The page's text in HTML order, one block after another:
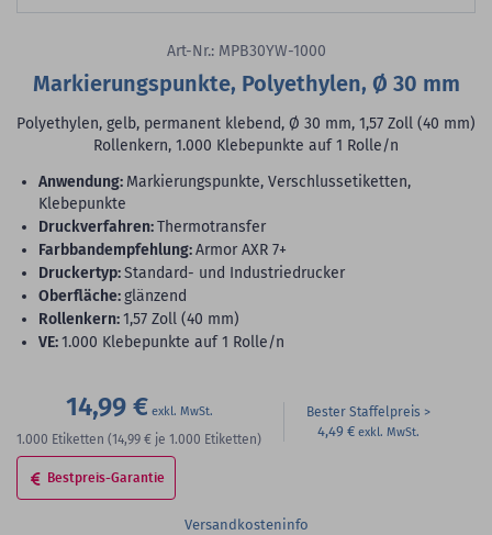
Art-Nr.: MPB30YW-1000
Markierungspunkte, Polyethylen, Ø 30 mm
Polyethylen, gelb, permanent klebend, Ø 30 mm, 1,57 Zoll (40 mm)
Rollenkern, 1.000 Klebepunkte auf 1 Rolle/n
Anwendung: Markierungspunkte, Verschlussetiketten,
Klebepunkte
Druckverfahren:Thermotransfer
Farbbandempfehlung:Armor AXR 7+
Druckertyp:Standard- und Industriedrucker
Oberfläche:glänzend
Rollenkern:1,57 Zoll (40 mm)
VE:1.000 Klebepunkte auf 1 Rolle/n
14,99 €
1.000 Etiketten (14,99 € je 1.000 Etiketten)
Bester Staffelpreis
4,49 €
Bestpreis-Garantie
Versandkosteninfo